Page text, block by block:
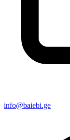
info@baiebi.ge